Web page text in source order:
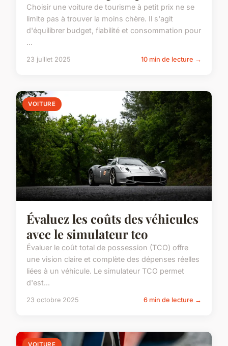
Choisir une voiture de tourisme à petit prix ne se
limite pas à trouver la moins chère. Il s'agit
d'équilibrer budget, fiabilité et consommation pour
...
23 juillet 2025 10 min de lecture →
VOITURE
Évaluez les coûts des véhicules
avec le simulateur tco
Évaluer le coût total de possession (TCO) offre
une vision claire et complète des dépenses réelles
liées à un véhicule. Le simulateur TCO permet
d'est...
23 octobre 2025 6 min de lecture →